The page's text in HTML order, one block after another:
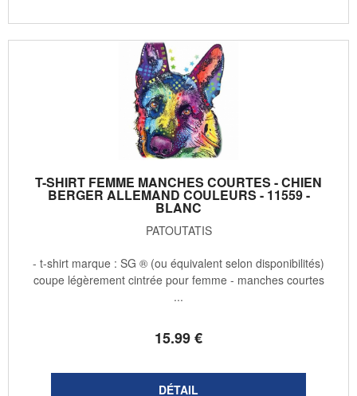
T-SHIRT FEMME MANCHES COURTES - CHIEN
BERGER ALLEMAND COULEURS - 11559 -
BLANC
PATOUTATIS
15.99€
- t-shirt marque : SG ® (ou équivalent selon disponibilités)
coupe légèrement cintrée pour femme - manches courtes
...